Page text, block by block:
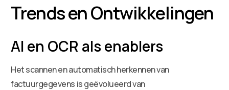
Trends en Ontwikkelingen
AI en OCR als enablers
Het scannen en automatisch herkennen van
factuurgegevens is geëvolueerd van